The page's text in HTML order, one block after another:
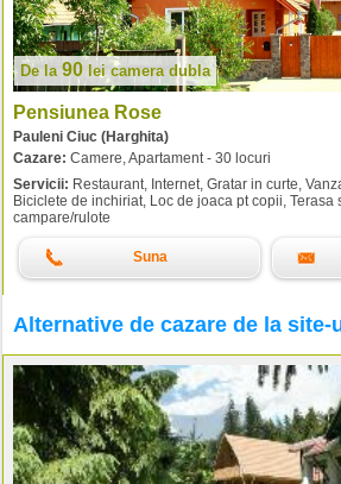
De la 90 lei camera dubla
Pensiunea Rose
Pauleni Ciuc (Harghita)
Cazare: Camere, Apartament - 30 locuri
Servicii: Restaurant, Internet, Gratar in curte,
Biciclete de inchiriat, Loc de joaca pt copii, Terasa
campare/rulote
Suna
Alternative de cazare de la site-